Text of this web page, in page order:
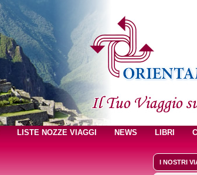
LISTE NOZZE VIAGGI NEWS LIBRI
I NOSTRI